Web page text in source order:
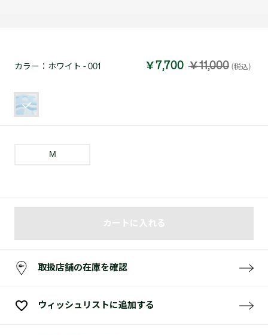
カラー： ホワイト - 001 ￥7,700 ￥11,000 (税込)
M
カートに入れる
取扱店舗の在庫を確認
ウィッシュリストに追加する